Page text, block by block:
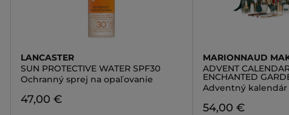
LANCASTER
SUN PROTECTIVE WATER SPF30
Ochranný sprej na opaľovanie
47,00 €
MARIONNAUD
ADVENT
ENCHANTED
Adventný kalendár
54,00 €